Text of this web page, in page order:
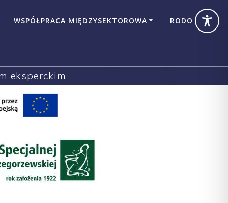
WSPÓŁPRACA MIĘDZYSEKTOROWA RODO
eksperckim